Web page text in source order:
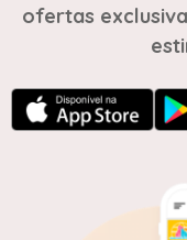
ofertas